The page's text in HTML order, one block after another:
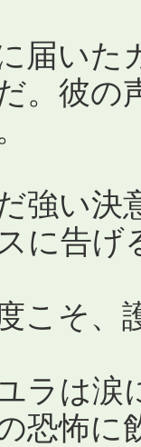
届いた
。彼の
強い決
に告げ
度こそ
ラは涙
恐怖に